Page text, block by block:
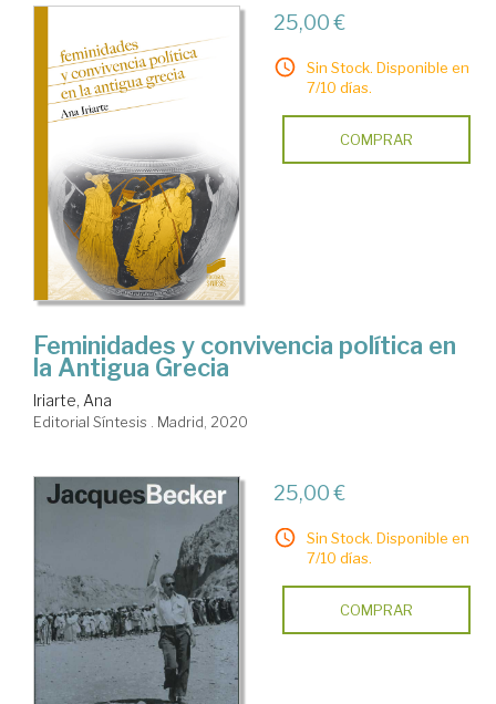
25,00 €
Sin Stock. Disponible en
7/10 días.
COMPRAR
Feminidades y convivencia política en
la Antigua Grecia
Iriarte, Ana
Editorial Síntesis . Madrid, 2020
25,00 €
Sin Stock. Disponible en
7/10 días.
COMPRAR